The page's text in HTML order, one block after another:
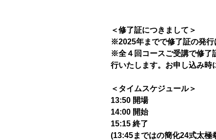
＜修了証につきまして＞
※2025年までで修了証の発行
※全４回コースご受講で修了
行いたします。お申し込み時
＜タイムスケジュール＞
13:50 開場
14:00 開始
15:15 終了
(13:45まではの簡化24式太極